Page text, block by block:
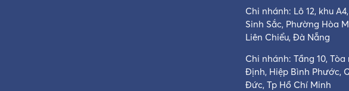
Chi nhánh: Lô 12, khu
Sinh Sắc, Phường Hòa
Liên Chiểu, Đà Nẵng
Chi nhánh: Tầng 10, Tòa
Định, Hiệp Bình Phước,
Đức, Tp Hồ Chí Minh